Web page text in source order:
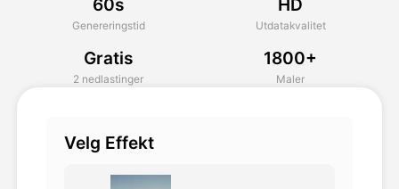
AI Video
60s
Genereringstid
HD
Utdatakvalitet
Gratis
2 nedlastinger
1800+
Maler
Velg Effekt